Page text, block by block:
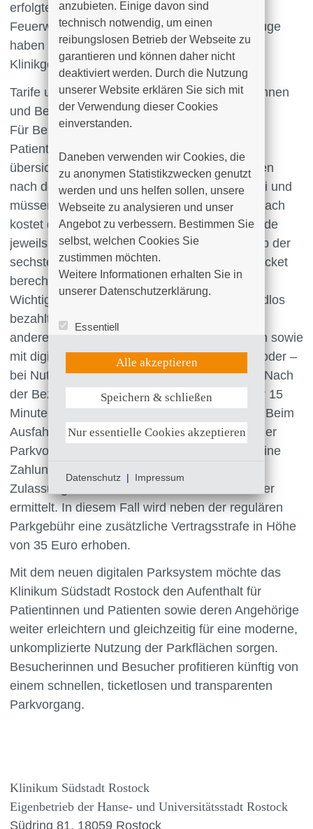
erfolgter Zahlung gelöscht. Rettungsdienste,
Feuerwehr, Polizei und andere Einsatzfahrzeuge
haben weiterhin jederzeit freie Einfahrt zum
Klinikgelände.
Tarife und Bezahlmöglichkeiten für Besucherinnen
und Besucher
Für Besucherinnen und Besucher sowie
Patientinnen und Patienten gelten weiterhin
übersichtliche Parktarife. Die ersten 30 Minuten
nach der Einfahrt sind grundsätzlich kostenfrei und
müssen nicht gesondert aktiviert werden. Danach
kostet das Parken für die erste bis fünfte Stunde
jeweils 1,50 Euro pro angefangene Stunde. Ab der
sechsten Stunde wird automatisch ein Tagesticket
berechnet, das insgesamt 10 Euro kostet.
Wichtig ist, dass künftig ausschließlich bargeldlos
bezahlt werden kann. Möglich ist dies unter
anderem mit gängigen Debit- und Kreditkarten sowie
mit digitalen Bezahldiensten wie Google Pay oder –
bei Nutzung eines Apple-Geräts – Apple Pay. Nach
der Bezahlung haben Nutzerinnen und Nutzer 15
Minuten Zeit, das Klinikgelände zu verlassen. Beim
Ausfahren informiert ein Display darüber, ob der
Parkvorgang bereits bezahlt wurde. Erfolgt keine
Zahlung, wird über die zuständige
Zulassungsbehörde die Halterin oder der Halter
ermittelt. In diesem Fall wird neben der regulären
Parkgebühr eine zusätzliche Vertragsstrafe in Höhe
von 35 Euro erhoben.
Mit dem neuen digitalen Parksystem möchte das
Klinikum Südstadt Rostock den Aufenthalt für
Patientinnen und Patienten sowie deren Angehörige
weiter erleichtern und gleichzeitig für eine moderne,
unkomplizierte Nutzung der Parkflächen sorgen.
Besucherinnen und Besucher profitieren künftig von
einem schnellen, ticketlosen und transparenten
Parkvorgang.
Klinikum Südstadt Rostock
Eigenbetrieb der Hanse- und Universitätsstadt Rostock
Südring 81, 18059 Rostock
anzubieten. Einige davon sind
technisch notwendig, um einen
reibungslosen Betrieb der Webseite zu
garantieren und können daher nicht
deaktiviert werden. Durch die Nutzung
unserer Website erklären Sie sich mit
der Verwendung dieser Cookies
einverstanden.
Daneben verwenden wir Cookies, die
zu anonymen Statistikzwecken genutzt
werden und uns helfen sollen, unsere
Webseite zu analysieren und unser
Angebot zu verbessern. Bestimmen Sie
selbst, welchen Cookies Sie
zustimmen möchten.
Weitere Informationen erhalten Sie in
unserer Datenschutzerklärung.
Essentiell
UX (Hotjar)
Weitere Informationen anzeigen
Alle akzeptieren
Speichern & schließen
Nur essentielle Cookies akzeptieren
Datenschutz | Impressum